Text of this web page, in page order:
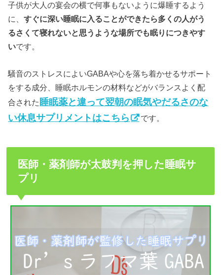
子供が大人の宴会の横で何事もないように爆睡するよう
に、すぐに深い睡眠に入ることができたら多くの人がう
るさくて寝れないと思うような場所でも眠りにつきやす
いです。
騒音のストレスによいGABAや心を落ち着かせるサポート
をする成分、睡眠ホルモンの材料などがバランスよく配
合された 睡眠薬と違って翌朝の眠気やだるさのな
い休息サプリメントはこちら
です。
医師・薬剤師が太鼓判を押した睡眠サ
プリ